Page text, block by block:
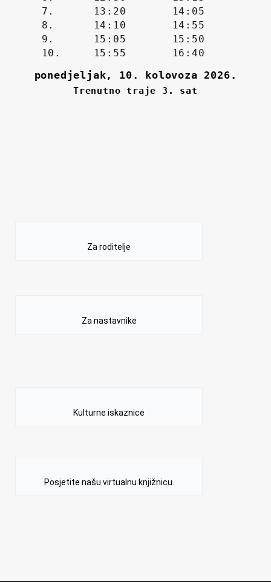
Za roditelje
Za nastavnike
Kulturne iskaznice
Posjetite našu virtualnu knjižnicu.